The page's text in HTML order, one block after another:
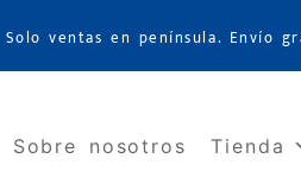
Solo ventas en península. Envío
Sobre nosotros Tienda